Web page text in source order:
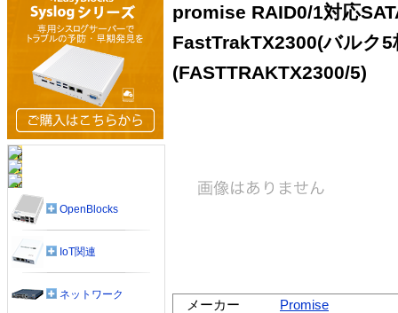
promise RAID0/1対応
FastTrakTX2300(バルク5
(FASTTRAKTX2300/5)
メーカー
Promise
OpenBlocks
IoT関連
ネットワーク